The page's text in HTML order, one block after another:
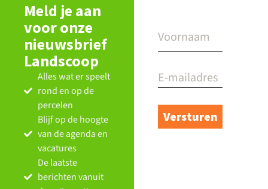
Meld je aan
voor onze
nieuwsbrief
Landscoop
Alles wat er speelt
rond en op de
percelen
Blijf op de hoogte
van de agenda en
vacatures
De laatste
berichten vanuit